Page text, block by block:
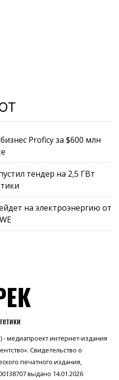
Proficy за $600 млн
тендер на 2,5 ГВт
на электроэнергию от
медиапроект интернет-издания
Свидетельство о
печатного издания,
выдано 14.01.2026